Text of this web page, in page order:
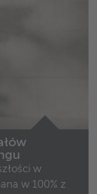
w
w 100% z